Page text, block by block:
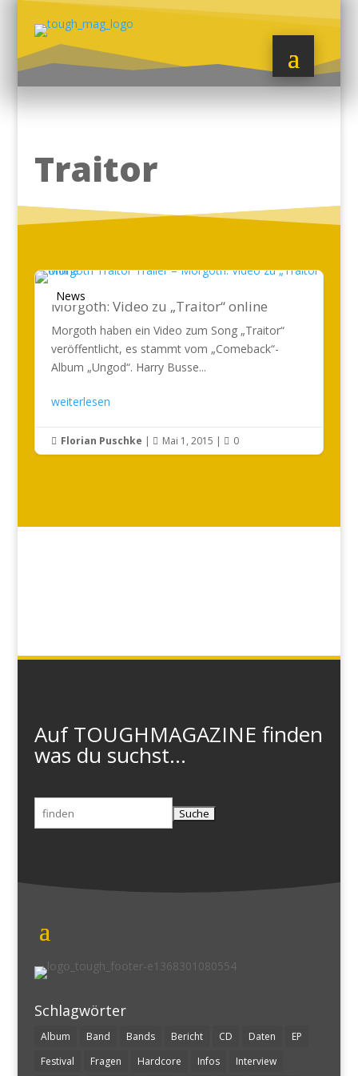
Traitor
News
Morgoth: Video zu „Traitor“ online
Morgoth haben ein Video zum Song „Traitor“
veröffentlicht, es stammt vom „Comeback“-
Album „Ungod“. Harry Busse...
weiterlesen
 Florian Puschke |  Mai 1, 2015 |  0
Auf TOUGHMAGAZINE finden
was du suchst...
Suchen
nach:
Schlagwörter
Album Band Bands Bericht CD Daten
EP
Festival
Fragen Hardcore Infos Interview